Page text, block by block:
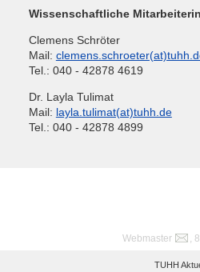
Wissenschaftliche
Clemens Schröter
Mail:
Tel.: 040 - 42878 4619
Dr. Layla Tulimat
Mail: layla.tulimat(at)tuhh.de
Tel.: 040 - 42878 4899
Webmaster ,
TUHH